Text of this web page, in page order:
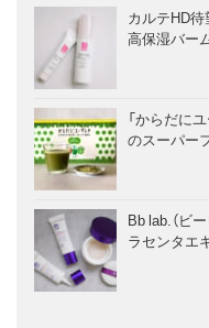
カルテHD待
高保湿バー
「からだに
のスーパー
Bb lab.（ビ
ラセンタエ